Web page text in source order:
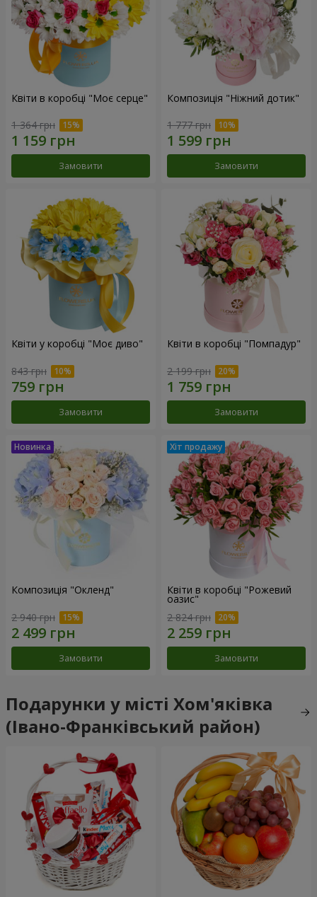
Квіти в коробці "Моє серце"
1 364 грн
Замовити
Композиція "Ніжний дотик"
1 777 грн
Замовити
Квіти у коробці "Моє диво"
843 грн
Замовити
Квіти в коробці "Помпадур"
2 199 грн
Замовити
Композиція "Окленд"
2 940 грн
Замовити
Квіти в коробці "Рожевий
оазис"
2 824 грн
Замовити
Подарунки у місті Хом'яківка
(Івано-Франківський район)